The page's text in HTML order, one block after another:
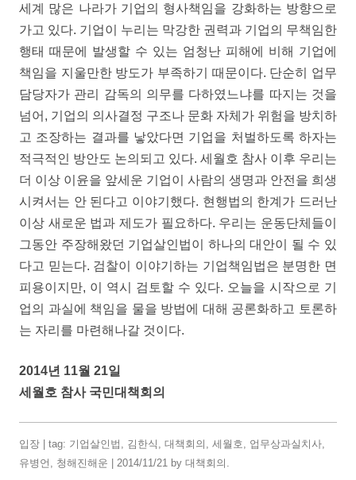
세계 많은 나라가 기업의 형사책임을 강화하는 방향으로
가고 있다. 기업이 누리는 막강한 권력과 기업의 무책임한
행태 때문에 발생할 수 있는 엄청난 피해에 비해 기업에
책임을 지울만한 방도가 부족하기 때문이다. 단순히 업무
담당자가 관리 감독의 의무를 다하였느냐를 따지는 것을
넘어, 기업의 의사결정 구조나 문화 자체가 위험을 방치하
고 조장하는 결과를 낳았다면 기업을 처벌하도록 하자는
적극적인 방안도 논의되고 있다. 세월호 참사 이후 우리는
더 이상 이윤을 앞세운 기업이 사람의 생명과 안전을 희생
시켜서는 안 된다고 이야기했다. 현행법의 한계가 드러난
이상 새로운 법과 제도가 필요하다. 우리는 운동단체들이
그동안 주장해왔던 기업살인법이 하나의 대안이 될 수 있
다고 믿는다. 검찰이 이야기하는 기업책임법은 분명한 면
피용이지만, 이 역시 검토할 수 있다. 오늘을 시작으로 기
업의 과실에 책임을 물을 방법에 대해 공론화하고 토론하
는 자리를 마련해나갈 것이다.
2014년 11월 21일
세월호 참사 국민대책회의
입장 | tag: 기업살인법 , 김한식 , 대책회의 , 세월호, 업무상과실치사,
유병언 , 청해진해운 2014/11/21 by 대책회의 .